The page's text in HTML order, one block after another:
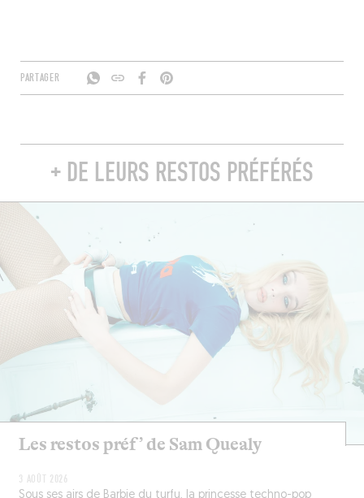
PARTAGER
+ DE LEURS RESTOS PRÉFÉRÉS
Les restos préf’ de Sam Quealy
3 AOÛT 2026
Sous ses airs de Barbie du turfu, la princesse techno-pop